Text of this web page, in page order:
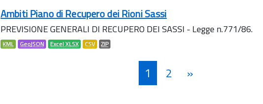
Ambiti Piano di Recupero dei Rioni Sassi
PREVISIONE GENERALI DI RECUPERO DEI SASSI - Legge n.771/86.
KML GeoJSON Excel XLSX CSV ZIP
1 2 »